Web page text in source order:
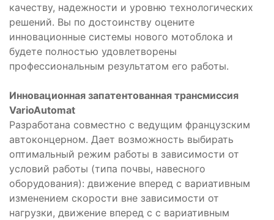
качеству, надежности и уровню технологических
решений. Вы по достоинству оцените
инновационные системы нового мотоблока и
будете полностью удовлетворены
профессиональным результатом его работы.
Инновационная запатентованная трансмиссия
VarioAutomat
Разработана совместно с ведущим французским
автоконцерном. Дает возможность выбирать
оптимальный режим работы в зависимости от
условий работы (типа почвы, навесного
оборудования): движение вперед с вариативным
изменением скорости вне зависимости от
нагрузки, движение вперед с с вариативным